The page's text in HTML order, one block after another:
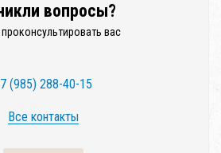
вопросы?
вас
(985) 288-40-15
Все контакты